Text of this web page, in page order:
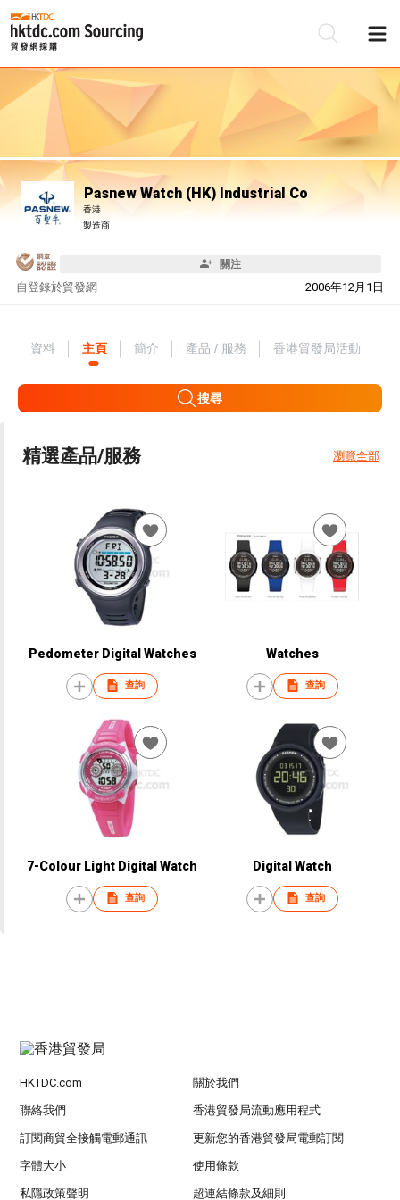
Pasnew Watch (HK) Industrial Co
香港
製造商
關注
自 2006年12月1日
登錄於貿發網
資料 主頁 簡介 產品 / 服務 香港貿發局活動
搜尋
精選產品/服務 瀏覽全部
Pedometer Digital Watches
查詢
Watches
查詢
7-Colour Light Digital Watch
查詢
Digital Watch
查詢
HKTDC.com 關於我們
聯絡我們 香港貿發局流動應用程式
訂閱商貿全接觸電郵通訊 更新您的香港貿發局電郵訂閱
字體大小 使用條款
私隱政策聲明 超連結條款及細則